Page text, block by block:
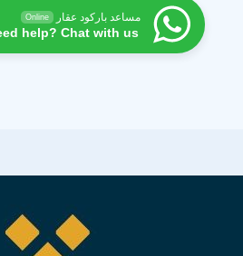
مساعد باركود عقار Online
help? Chat with us